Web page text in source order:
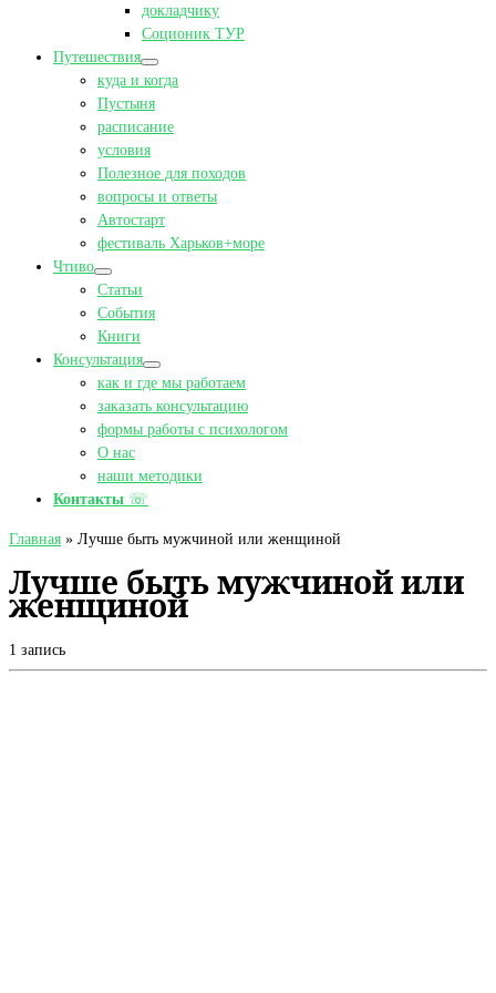
докладчику
Соционик ТУР
Путешествия
куда и когда
Пустыня
расписание
условия
Полезное для походов
вопросы и ответы
Автостарт
фестиваль Харьков+море
Чтиво
Статьи
События
Книги
Консультация
как и где мы работаем
заказать консультацию
формы работы с психологом
О нас
наши методики
Контакты ☏
Главная » Лучше быть мужчиной или женщиной
Лучше быть мужчиной или
женщиной
1 запись